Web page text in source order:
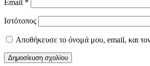
Email *
Ιστότοπος
Αποθήκευσε το όνομά μου, email, και